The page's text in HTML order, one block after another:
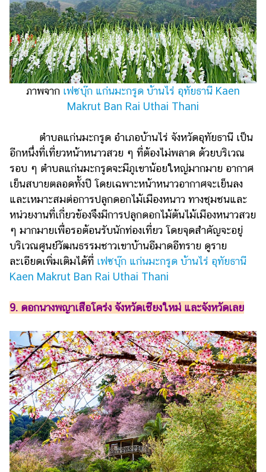
ภาพจาก เฟซบุ๊ก แก่นมะกรูด บ้านไร่ อุทัยธานี Kaen
Makrut Ban Rai Uthai Thani
ตำบลแก่นมะกรูด อำเภอบ้านไร่ จังหวัดอุทัยธานี เป็น
อีกหนึ่งที่เที่ยวหน้าหนาวสวย ๆ ที่ต้องไม่พลาด ด้วยบริเวณ
รอบ ๆ ตำบลแก่นมะกรูดจะมีภูเขาน้อยใหญ่มากมาย อากาศ
เย็นสบายตลอดทั้งปี โดยเฉพาะหน้าหนาวอากาศจะเย็นลง
และเหมาะสมต่อการปลูกดอกไม้เมืองหนาว ทางชุมชนและ
หน่วยงานที่เกี่ยวข้องจึงมีการปลูกดอกไม้ต้นไม้เมืองหนาวสวย
ๆ มากมายเพื่อรอต้อนรับนักท่องเที่ยว โดยจุดสำคัญจะอยู่
บริเวณศูนย์วัฒนธรรมชาวเขาบ้านอีมาดอีทราย ดูราย
ละเอียดเพิ่มเติมได้ที่ เฟซบุ๊ก แก่นมะกรูด บ้านไร่ อุทัยธานี
Kaen Makrut Ban Rai Uthai Thani
9. ดอกนางพญาเสือโคร่ง จังหวัดเชียงใหม่ และจังหวัดเลย